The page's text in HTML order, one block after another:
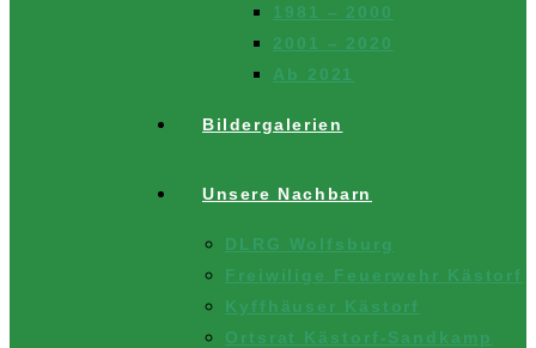
1981 – 2000
2001 – 2020
Ab 2021
Bildergalerien
Unsere Nachbarn
DLRG Wolfsburg
Freiwilige Feuerwehr Kästorf
Kyffhäuser Kästorf
Ortsrat Kästorf-Sandkamp